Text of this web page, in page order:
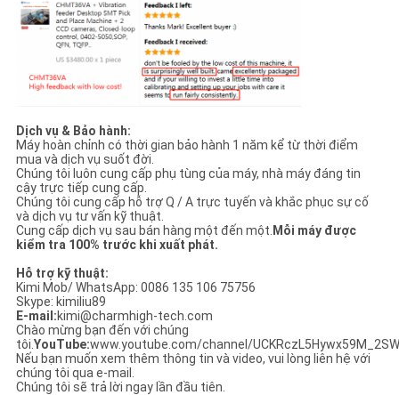
Dịch vụ & Bảo hành:
Máy hoàn chỉnh có thời gian bảo hành 1 năm kể từ thời điểm
mua và dịch vụ suốt đời.
Chúng tôi luôn cung cấp phụ tùng của máy, nhà máy đáng tin
cậy trực tiếp cung cấp.
Chúng tôi cung cấp hỗ trợ Q / A trực tuyến và khắc phục sự cố
và dịch vụ tư vấn kỹ thuật.
Cung cấp dịch vụ sau bán hàng một đến một. Mỗi máy được
kiểm tra 100% trước khi xuất phát.
Hỗ trợ kỹ thuật:
Kimi Mob/ WhatsApp: 0086 135 106 75756
Skype: kimiliu89
E-mail:kimi@charmhigh-tech.com
Chào mừng bạn đến với chúng
tôi. YouTube:www.youtube.com/channel/
Nếu bạn muốn xem thêm thông tin và video, vui lòng liên hệ với
chúng tôi qua e-mail.
Chúng tôi sẽ trả lời ngay lần đầu tiên.